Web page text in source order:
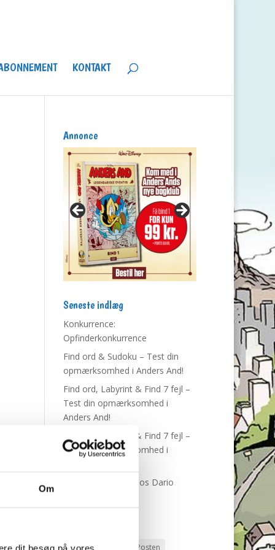
Om
KONTAKT
Annonce
Seneste indlæg
Konkurrence:
Opfinderkonkurrence
Find ord & Sudoku – Test din
opmærksomhed i Anders And!
Find ord, Labyrint & Find 7 fejl –
Test din opmærksomhed i
Anders And!
Find ord, Labyrint & Find 7 fejl –
Test din opmærksomhed i
Du Gådeste: Fest hos Dario
Andeby
Andeby Posten